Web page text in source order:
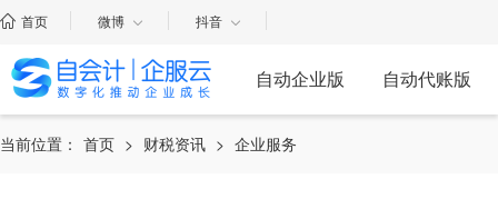
首页 微博 抖音
自动企业版 自动代账版
当前位置： 首页 > 财税资讯 > 企业服务